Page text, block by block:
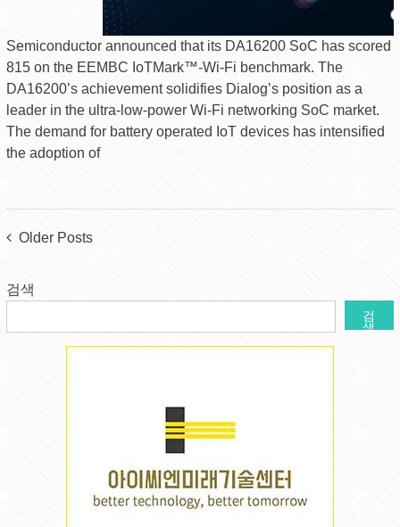
Semiconductor announced that its DA16200 SoC has scored
815 on the EEMBC IoTMark™-Wi-Fi benchmark. The
DA16200’s achievement solidifies Dialog’s position as a
leader in the ultra-low-power Wi-Fi networking SoC market.
The demand for battery operated IoT devices has intensified
the adoption of
Posts
Older Posts
검색
검
색